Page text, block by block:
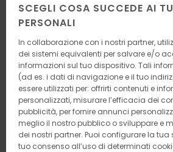
SCEGLI COSA SUCCEDE AI
PERSONALI
In collaborazione con i nostri partner,
dei sistemi equivalenti per salvare e/o
informazioni sul tuo dispositivo. Tali
(ad es. i dati di navigazione e il tuo
essere utilizzati per: offrirti contenuti e
personalizzati, misurare l’efficacia dei
pubblicità, per fornire annunci
meglio il nostro pubblico o sviluppare e
dei nostri partner. Puoi configurare la tua
tuo consenso all’uso di determinati